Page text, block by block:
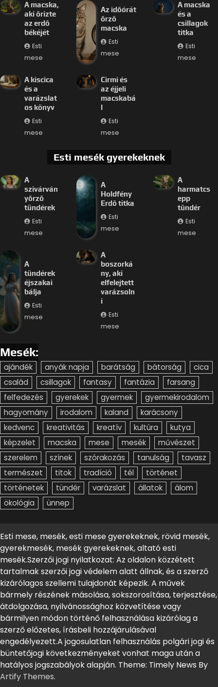
A macska,
aki őrizte
az erdő
békéjét
Esti
mese
Az időórát
őrző
macska
Esti
mese
A macska
és a
csillagok
titka
Esti
mese
A kiscica
és a
varázslat
os könyv
Esti
mese
Cirmi és
az éjjeli
macskabá
l
Esti
mese
Esti mesék gyerekeknek
A
szivárván
yőrző
tündérek
Esti
mese
A
Holdfény
Erdő titka
Esti
mese
A
harmatcs
epp
tündér
Esti
mese
A
tündérek
éjszakai
bálja
Esti
mese
A
boszorká
ny, aki
elfelejtett
varázsoln
i
Esti
mese
Mesék:
ajándék anyák napja barátság bátorság
cica
család
csillagok fantasy fantázia
farsang
felfedezés
gyerekek gyermek
gyermekirodalom
hagyomány
irodalom kaland
karácsony
kedvenc
kreativitás kreatív kultúra
kutya
képzelet
macska mese mesék
művészet
szerelem
színek szórakozás tanulság
tavasz
természet
titok tradíció tél
történet
történetek
tündér varázslat állatok
álom
ökológia
ünnep
Esti mese, mesék, esti mese gyerekeknek, rövid mesék,
gyerekmesék, mesék gyerekeknek, altató esti
mesék.Szerzői jogi nyilatkozat: Az oldalon közzétett
tartalmak szerzői jogi védelem alatt állnak, és a szerző
kizárólagos szellemi tulajdonát képezik. A művek
bármely részének másolása, sokszorosítása, terjesztése,
átdolgozása, nyilvánossághoz közvetítése vagy
bármilyen módon történő felhasználása kizárólag a
szerző előzetes, írásbeli hozzájárulásával
engedélyezett.A jogosulatlan felhasználás polgári jogi és
büntetőjogi következményeket vonhat maga után a
hatályos jogszabályok alapján. Theme: Timely News By
Artify Themes.